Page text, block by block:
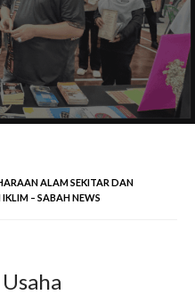
ALAM SEKITAR DAN
– SABAH NEWS